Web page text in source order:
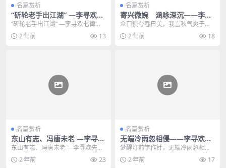
名篇赏析
“斫轮老手出江湖” —李寻欢七
律《辛丑七夕戏作》赏析
“斫轮老手出江湖” —李寻欢七律
《辛丑七夕戏作》赏析 辛丑七夕戏
作 金风吹老梧桐...
2 年前 13
名篇赏析
寄兴微婉 涵咏深沉——李寻
欢先生七律《辛丑中秋口占》
众口俱夸春日美，我言秋气爽于
春。花开两岸香同满，酒到浓时情
亦真。 四海而今逢盛世...
2 年前 18
名篇赏析
东山有志、冯唐未老 —李寻欢
先生《辛丑重阳步韵和建农兄
》赏析
东山有志、冯唐未老 —李寻欢先生
《辛丑重阳步韵和建农兄 》赏析 辛
丑重阳步韵和建...
2 年前 23
名篇赏析
无端冷雨忽相侵——李寻欢七
律《春夜有思其一》赏析
梦醒灯前学作针，无端冷雨忽相
侵。 半生代赋常缺笔，一枕欹霜思
旧林。 起舞人忘中夜...
2 年前 17